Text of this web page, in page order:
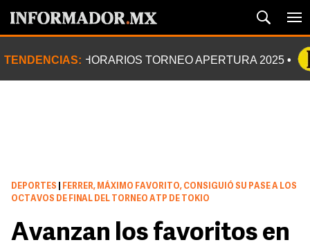
TENDENCIAS: HORARIOS TORNEO APERTURA 2025
DEPORTES
FERRER, MÁXIMO FAVORITO, CONSIGUIÓ SU PASE A LOS
OCTAVOS DE FINAL DEL TORNEO ATP DE TOKIO
Avanzan los favoritos en